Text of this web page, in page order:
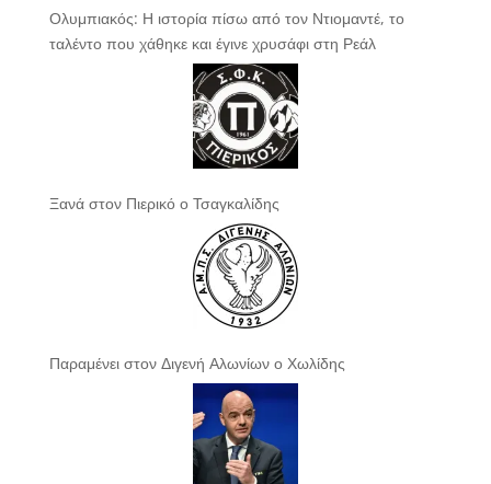
Ολυμπιακός: Η ιστορία πίσω από τον Ντιομαντέ, το
ταλέντο που χάθηκε και έγινε χρυσάφι στη Ρεάλ
Ξανά στον Πιερικό ο Τσαγκαλίδης
Παραμένει στον Διγενή Αλωνίων ο Χωλίδης